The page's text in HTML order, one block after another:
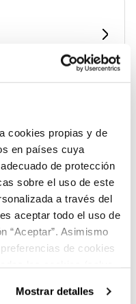
cookies propias y de
en países cuya
de protección
sobre el uso de este
a través del
aceptar todo el uso de
“Aceptar”. Asimismo
de cookies
y sus derechos vea
Mostrar detalles
Madrid-